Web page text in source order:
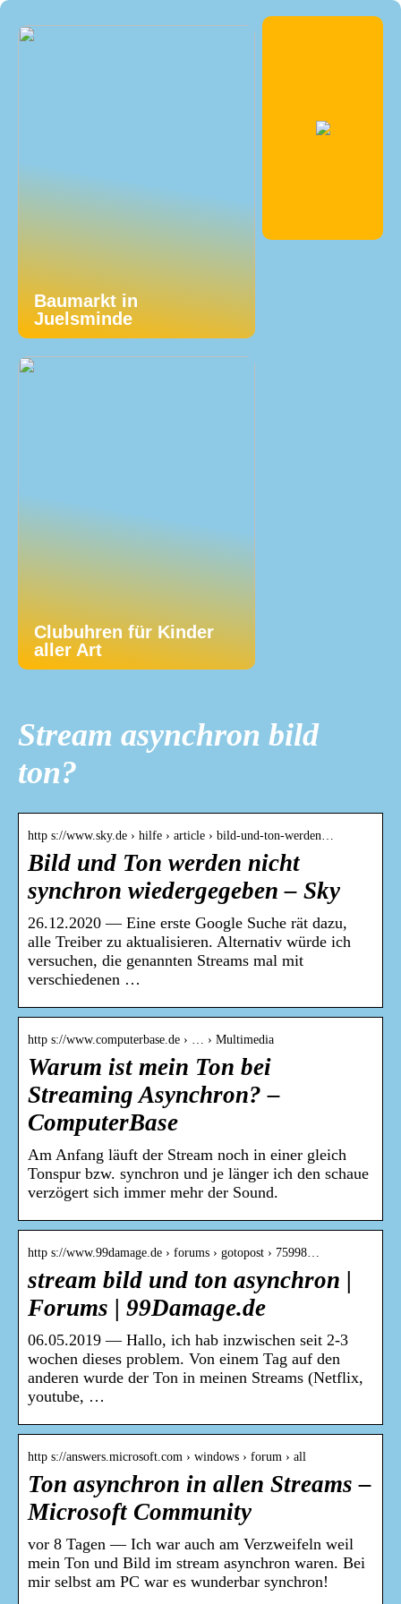
Baumarkt in
Juelsminde
Clubuhren für Kinder
aller Art
Stream asynchron bild
ton?
http s://www.sky.de › hilfe › article › bild-und-ton-werden…
Bild und Ton werden nicht
synchron wiedergegeben – Sky
26.12.2020 — Eine erste Google Suche rät dazu,
alle Treiber zu aktualisieren. Alternativ würde ich
versuchen, die genannten Streams mal mit
verschiedenen …
http s://www.computerbase.de › … › Multimedia
Warum ist mein Ton bei
Streaming Asynchron? –
ComputerBase
Am Anfang läuft der Stream noch in einer gleich
Tonspur bzw. synchron und je länger ich den schaue
verzögert sich immer mehr der Sound.
http s://www.99damage.de › forums › gotopost › 75998…
stream bild und ton asynchron |
Forums | 99Damage.de
06.05.2019 — Hallo, ich hab inzwischen seit 2-3
wochen dieses problem. Von einem Tag auf den
anderen wurde der Ton in meinen Streams (Netflix,
youtube, …
http s://answers.microsoft.com › windows › forum › all
Ton asynchron in allen Streams –
Microsoft Community
vor 8 Tagen — Ich war auch am Verzweifeln weil
mein Ton und Bild im stream asynchron waren. Bei
mir selbst am PC war es wunderbar synchron!